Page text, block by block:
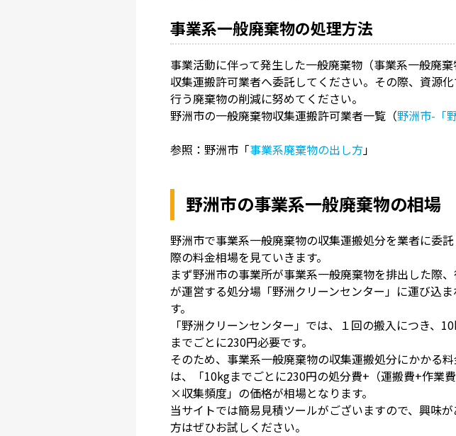
事業系一般廃棄物の処理方法
事業活動に伴って発生した一般廃棄物（事業系一般廃
収集運搬許可業者へ委託してください。その際、資源
行う廃棄物の削減に努めてください。
野洲市の一般廃棄物収集運搬許可業者一覧（野洲市-「
参照：野洲市「事業系廃棄物の出し方」
野洲市の事業系一般廃棄物の相場
野洲市で事業系一般廃棄物の収集運搬処分を業者に委
際の料金相場を見ていきます。
まず野洲市の事業所が事業系一般廃棄物を排出した際
が運営する処分場「野洲クリーンセンター」に運び込ま
す。
「野洲クリーンセンター」では、１回の搬入につき、
までごとに230円必要です。
そのため、事業系一般廃棄物の収集運搬処分にかかる
は、「10kgまでごとに230円の処分費+（運搬費+作業費
×収集頻度」の価格が相場となります。
当サイトでは簡易見積ツールがございますので、興味が
方はぜひお試しください。